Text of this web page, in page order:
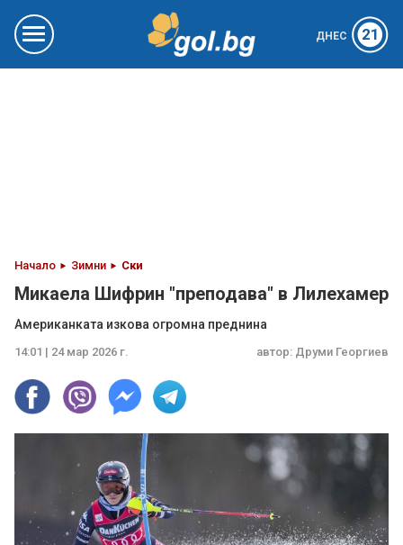
ДНЕС 21
Начало Зимни Ски
Микаела Шифрин "преподава" в Лилехамер
Американката изкова огромна преднина
14:01 | 24 мар 2026 г. автор: Друми Георгиев